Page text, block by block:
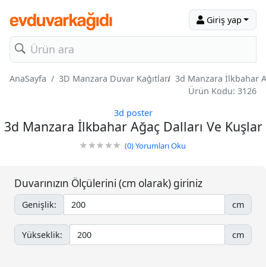
Giriş yap
AnaSayfa 3D Manzara Duvar Kağıtları 3d Manzara İlkbahar
Ürün Kodu: 3126
3d poster
3d Manzara İlkbahar Ağaç Dalları Ve Kuşlar
(0)Yorumları Oku
Duvarınızın Ölçülerini (cm olarak) giriniz
Genişlik: cm
Yükseklik: cm